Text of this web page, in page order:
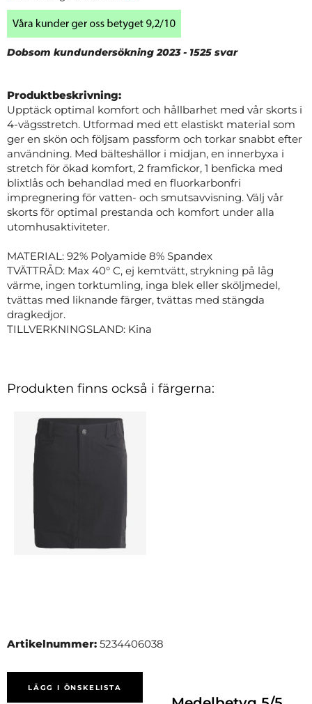
Dobsom kundundersökning 2023 - 1525 svar
Produktbeskrivning:
Upptäck optimal komfort och hållbarhet med vår skorts i
4-vägsstretch. Utformad med ett elastiskt material som
ger en skön och följsam passform och torkar snabbt efter
användning. Med bälteshällor i midjan, en innerbyxa i
stretch för ökad komfort, 2 framfickor, 1 benficka med
blixtlås och behandlad med en fluorkarbonfri
impregnering för vatten- och smutsavvisning. Välj vår
skorts för optimal prestanda och komfort under alla
utomhusaktiviteter.
MATERIAL: 92% Polyamide 8% Spandex
TVÄTTRÅD: Max 40° C, ej kemtvätt, strykning på låg
värme, ingen torktumling, inga blek eller sköljmedel,
tvättas med liknande färger, tvättas med stängda
dragkedjor.
TILLVERKNINGSLAND: Kina
Produkten finns också i färgerna:
Artikelnummer: 5234406038
LÄGG I ÖNSKELISTA